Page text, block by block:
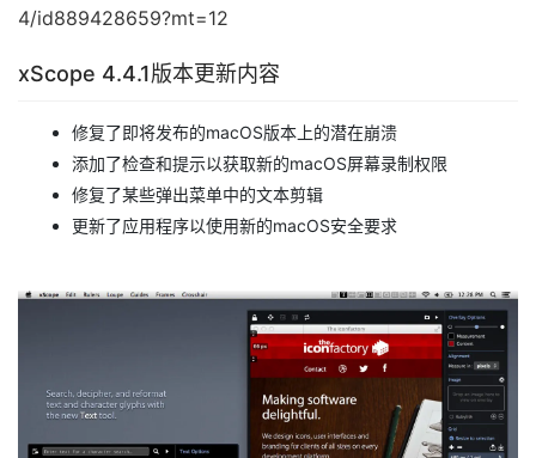
4/id889428659?mt=12
xScope 4.4.1版本更新内容
修复了即将发布的macOS版本上的潜在崩溃
添加了检查和提示以获取新的macOS屏幕录制权限
修复了某些弹出菜单中的文本剪辑
更新了应用程序以使用新的macOS安全要求